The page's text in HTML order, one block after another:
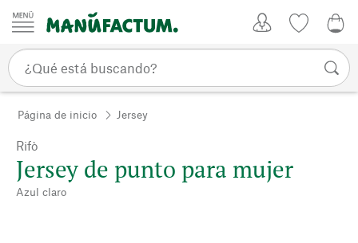
Ir al contenido
Página de inicio Jersey
Rifò
Jersey de punto para mujer
Azul claro